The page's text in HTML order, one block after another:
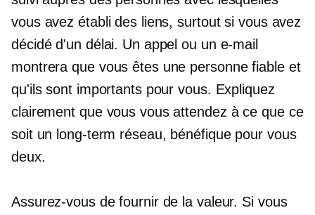
vous avez établi des liens, surtout si vous avez
décidé d'un délai. Un appel ou un e-mail
montrera que vous êtes une personne fiable et
qu'ils sont importants pour vous. Expliquez
clairement que vous vous attendez à ce que ce
soit un long-term réseau, bénéfique pour vous
deux.
Assurez-vous de fournir de la valeur. Si vous